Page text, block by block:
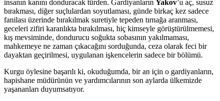
insanın kanını donduracak türden. Gardiyanların Yakov’u aç, susuz
bırakması, diğer suçlulardan soyutlaması, günde birkaç kez sadece
fanilası üzerinde bırakılmak suretiyle tepeden tırnağa aranması,
geceleri zifiri karanlıkta bırakılması, hiç kimseyle görüştürülmemesi,
kış mevsiminde, dondurucu soğukta sobasının yakılmaması,
mahkemeye ne zaman çıkacağını sorduğunda, ceza olarak feci bir
dayaktan geçirilmesi, uygulanan işkencelerin sadece bir bölümü.
Kurgu öylesine başarılı ki, okuduğumda, bir an için o gardiyanların,
hapishane müdürünün ve yardımcılarının son aylarda ülkemizde
yaşananları duyumsatıyor.